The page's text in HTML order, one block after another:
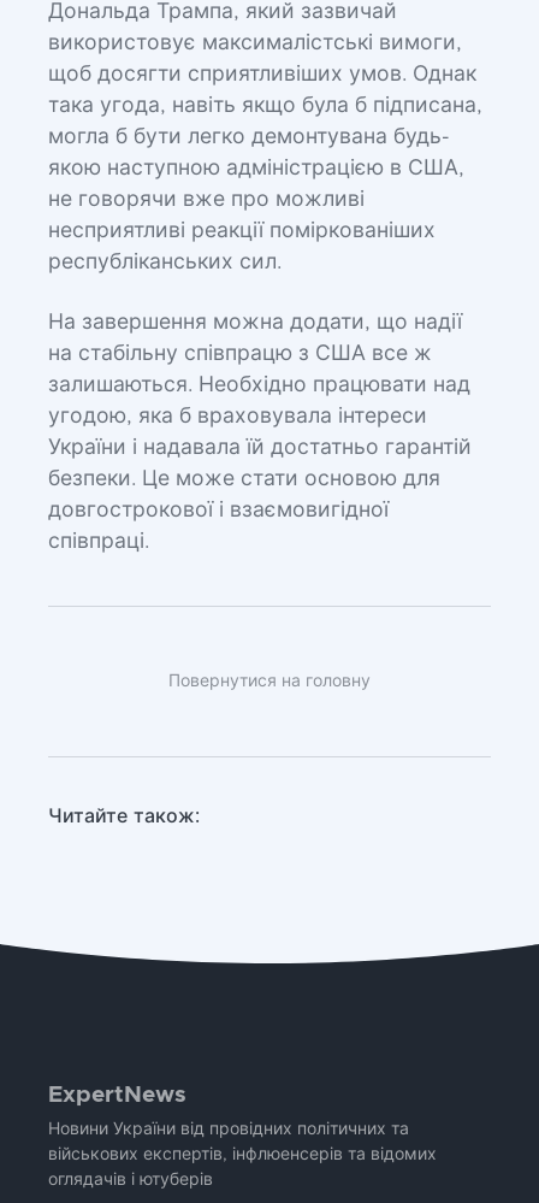
Дональда Трампа, який зазвичай
використовує максималістські вимоги,
щоб досягти сприятливіших умов. Однак
така угода, навіть якщо була б підписана,
могла б бути легко демонтувана будь-
якою наступною адміністрацією в США,
не говорячи вже про можливі
несприятливі реакції поміркованіших
республіканських сил.
На завершення можна додати, що надії
на стабільну співпрацю з США все ж
залишаються. Необхідно працювати над
угодою, яка б враховувала інтереси
України і надавала їй достатньо гарантій
безпеки. Це може стати основою для
довгострокової і взаємовигідної
співпраці.
Повернутися на головну
Читайте також:
ExpertNews
Новини України від провідних політичних та
військових експертів, інфлюенсерів та відомих
оглядачів і ютуберів